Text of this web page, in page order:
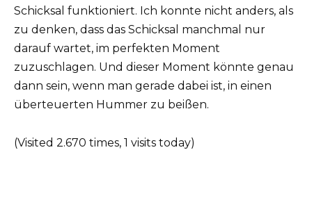
Schicksal funktioniert. Ich konnte nicht anders, als
zu denken, dass das Schicksal manchmal nur
darauf wartet, im perfekten Moment
zuzuschlagen. Und dieser Moment könnte genau
dann sein, wenn man gerade dabei ist, in einen
überteuerten Hummer zu beißen.
(Visited 2.670 times, 1 visits today)